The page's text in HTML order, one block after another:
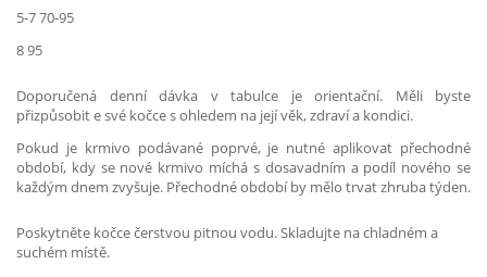
5-7 70-95
8 95
Doporučená denní dávka v tabulce je orientační. Měli byste
přizpůsobit e své kočce s ohledem na její věk, zdraví a kondici.
Pokud je krmivo podávané poprvé, je nutné aplikovat přechodné
období, kdy se nové krmivo míchá s dosavadním a podíl nového se
každým dnem zvyšuje. Přechodné období by mělo trvat zhruba týden.
Poskytněte kočce čerstvou pitnou vodu. Skladujte na chladném a
suchém místě.